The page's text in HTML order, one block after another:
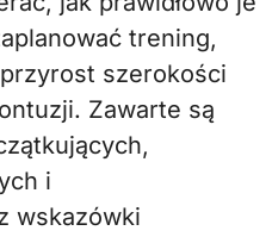
trening,
szerokości
Zawarte są
i
wskazówki